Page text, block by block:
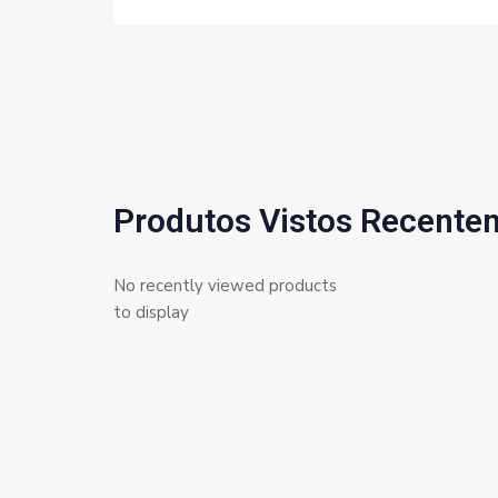
Produtos Vistos
No recently viewed products
to display